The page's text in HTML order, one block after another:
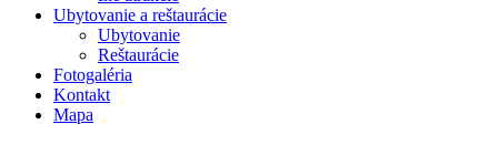
Ubytovanie a reštaurácie
Ubytovanie
Reštaurácie
Fotogaléria
Kontakt
Mapa